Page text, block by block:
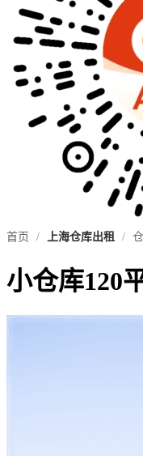
首页 / 上海仓库出租 /
小仓库120